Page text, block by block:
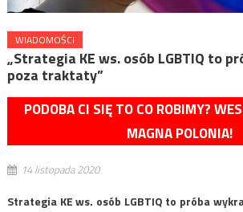
WIADOMOŚCI
„Strategia KE ws. osób LGBTIQ to
poza traktaty”
PODOBA CI SIĘ TO CO ROBIMY?
MAGNA POLONIA!
14 listopada 2020
Strategia KE ws. osób LGBTIQ to próba